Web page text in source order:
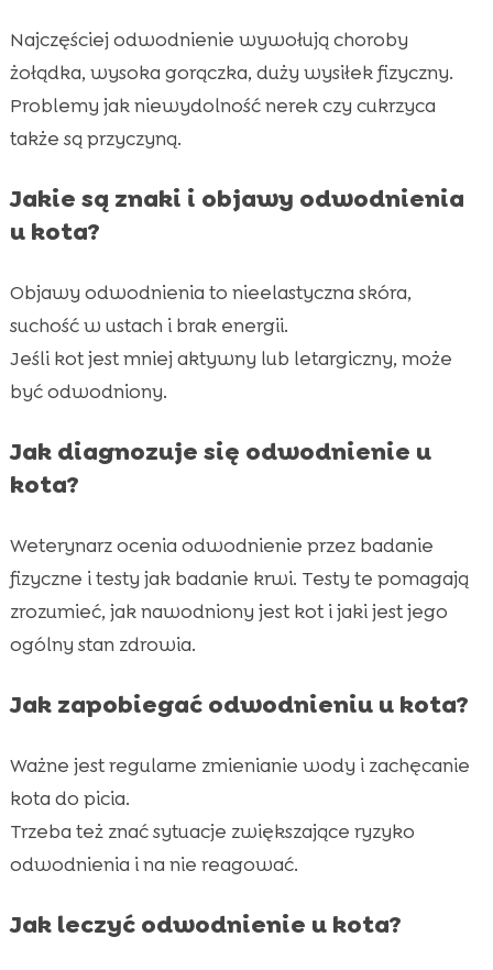
Najczęściej odwodnienie wywołują choroby
żołądka, wysoka gorączka, duży wysiłek fizyczny.
Problemy jak niewydolność nerek czy cukrzyca
także są przyczyną.
Jakie są znaki i objawy odwodnienia
u kota?
Objawy odwodnienia to nieelastyczna skóra,
suchość w ustach i brak energii.
Jeśli kot jest mniej aktywny lub letargiczny, może
być odwodniony.
Jak diagnozuje się odwodnienie u
kota?
Weterynarz ocenia odwodnienie przez badanie
fizyczne i testy jak badanie krwi. Testy te pomagają
zrozumieć, jak nawodniony jest kot i jaki jest jego
ogólny stan zdrowia.
Jak zapobiegać odwodnieniu u kota?
Ważne jest regularne zmienianie wody i zachęcanie
kota do picia.
Trzeba też znać sytuacje zwiększające ryzyko
odwodnienia i na nie reagować.
Jak leczyć odwodnienie u kota?